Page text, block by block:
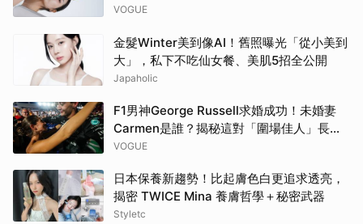
一天做10項醫美
VOGUE
金髮Winter美到像AI！舊照曝光「從小美到
大」，私下不吃仙女餐、美肌5招全公開
Japaholic
F1男神George Russell求婚成功！未婚妻
Carmen是誰？揭秘這對「圍場佳人」長跑6
年的戀愛故事
VOGUE
日本保養新趨勢！比起膚色白更追求透亮，
揭密 TWICE Mina 養膚哲學＋秘密武器
Styletc